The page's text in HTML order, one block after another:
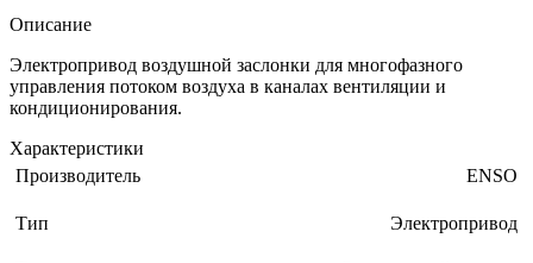
Описание
Электропривод воздушной заслонки для многофазного
управления потоком воздуха в каналах вентиляции и
кондиционирования.
Характеристики
Производитель
ENSO
Тип Электропривод